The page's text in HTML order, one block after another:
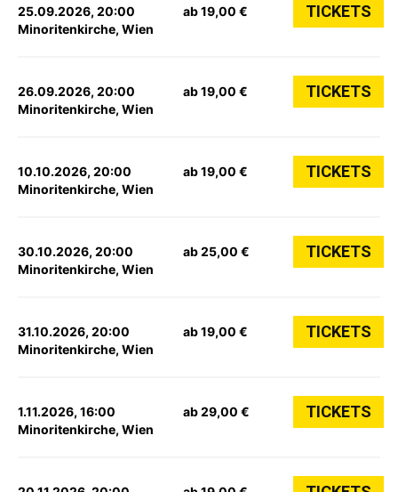
25.09.2026, 20:00
Minoritenkirche, Wien
ab 19,00 € TICKETS
26.09.2026, 20:00
Minoritenkirche, Wien
ab 19,00 € TICKETS
10.10.2026, 20:00
Minoritenkirche, Wien
ab 19,00 € TICKETS
30.10.2026, 20:00
Minoritenkirche, Wien
ab 25,00 € TICKETS
31.10.2026, 20:00
Minoritenkirche, Wien
ab 19,00 € TICKETS
1.11.2026, 16:00
Minoritenkirche, Wien
ab 29,00 € TICKETS